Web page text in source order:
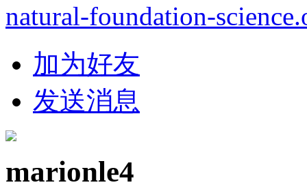
natural-foundation-
加为好友
发送消息
marionle4